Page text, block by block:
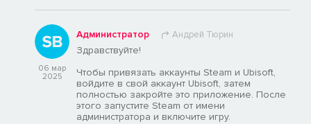
06 мар
2025
Администратор Андрей Тюрин
Здравствуйте!
Чтобы привязать аккаунты Steam и Ubisoft,
войдите в свой аккаунт Ubisoft, затем
полностью закройте это приложение. После
этого запустите Steam от имени
администратора и включите игру.